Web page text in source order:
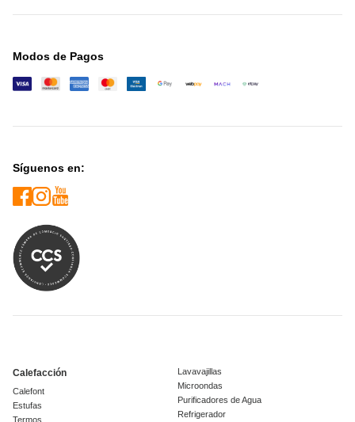
Modos de Pagos
Síguenos en:
Calefacción
Calefont
Estufas
Termos
Lavavajillas
Microondas
Purificadores de Agua
Refrigerador